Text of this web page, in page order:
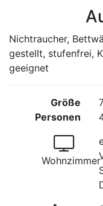
Nichtraucher,
gestellt, stufenfrei,
geeignet
Größe
Personen
Wohnzimmer